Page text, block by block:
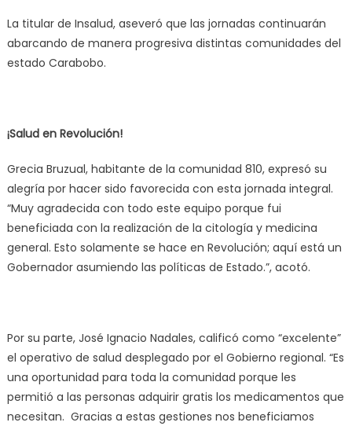
La titular de Insalud, aseveró que las jornadas continuarán
abarcando de manera progresiva distintas comunidades del
estado Carabobo.
¡Salud en Revolución!
Grecia Bruzual, habitante de la comunidad 810, expresó su
alegría por hacer sido favorecida con esta jornada integral.
“Muy agradecida con todo este equipo porque fui
beneficiada con la realización de la citología y medicina
general. Esto solamente se hace en Revolución; aquí está un
Gobernador asumiendo las políticas de Estado.”, acotó.
Por su parte, José Ignacio Nadales, calificó como “excelente”
el operativo de salud desplegado por el Gobierno regional. “Es
una oportunidad para toda la comunidad porque les
permitió a las personas adquirir gratis los medicamentos que
necesitan. Gracias a estas gestiones nos beneficiamos